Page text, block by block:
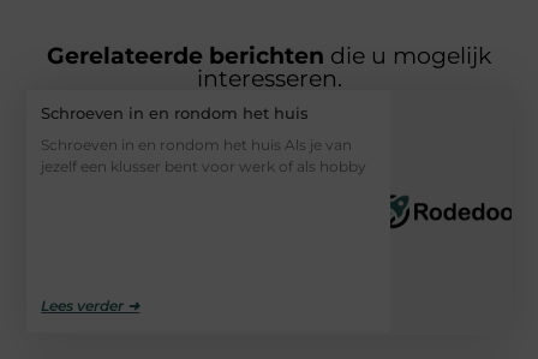
Gerelateerde berichten die u mogelijk
interesseren.
Schroeven in en rondom het huis
Schroeven in en rondom het huis Als je van
jezelf een klusser bent voor werk of als hobby
Lees verder ➜